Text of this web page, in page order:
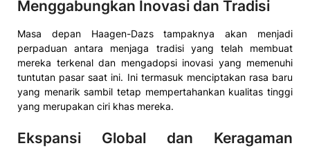
Menggabungkan Inovasi dan Tradisi
Masa depan Haagen-Dazs tampaknya akan menjadi
perpaduan antara menjaga tradisi yang telah membuat
mereka terkenal dan mengadopsi inovasi yang memenuhi
tuntutan pasar saat ini. Ini termasuk menciptakan rasa baru
yang menarik sambil tetap mempertahankan kualitas tinggi
yang merupakan ciri khas mereka.
Ekspansi Global dan Keragaman